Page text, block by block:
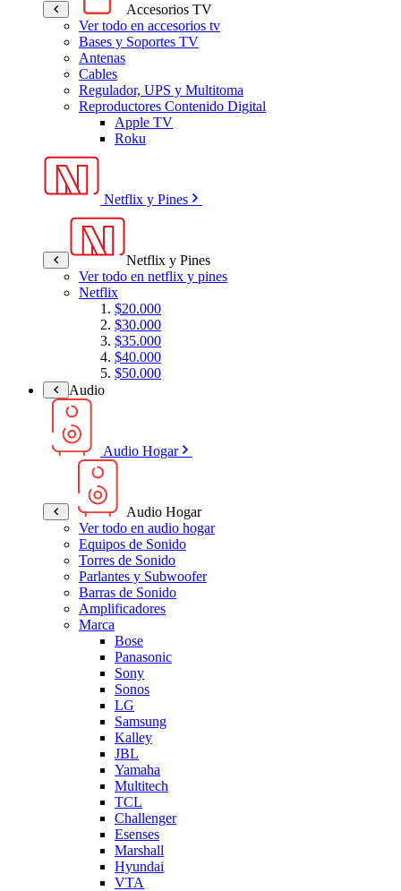
Accesorios TV
Ver todo en accesorios tv
Bases y Soportes TV
Antenas
Cables
Regulador, UPS y Multitoma
Reproductores Contenido Digital
Apple TV
Roku
Netflix y Pines
Netflix y Pines
Ver todo en netflix y pines
Netflix
$20.000
$30.000
$35.000
$40.000
$50.000
Audio
Audio Hogar
Audio Hogar
Ver todo en audio hogar
Equipos de Sonido
Torres de Sonido
Parlantes y Subwoofer
Barras de Sonido
Amplificadores
Marca
Bose
Panasonic
Sony
Sonos
LG
Samsung
Kalley
JBL
Yamaha
Multitech
TCL
Challenger
Esenses
Marshall
Hyundai
VTA